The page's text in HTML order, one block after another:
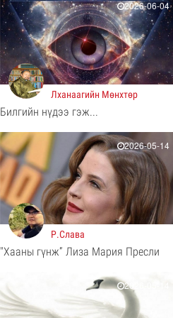
13 цаг 27 минутын өмнө
ЦАГ АГААР:
Улаанбаатарт шөнөдөө
17 хэм дулаан
Байгаль орчин
14 цаг 32 минутын өмнө
COP17-ын зочид,
250 орчим ж..
Нийгэм
15 цаг 53 минутын өмнө
Шатахууны нөөцийг
нэмэгдүүлэх,
доголдлыг арилгах..
Нийгэм
15 цаг 57 минутын өмнө
Төлөөлөгчдийн Хурлын
Ээлжит ..
Нийгэм
15 цаг 3 минутын өмнө
2026-06-04
Лханаагийн Мөнхтөр
Билгийн нүдээ гэж...
2026-05-14
Р.Слава
"Хааны гүнж” Лиза Мария Пресли
2026-05-14